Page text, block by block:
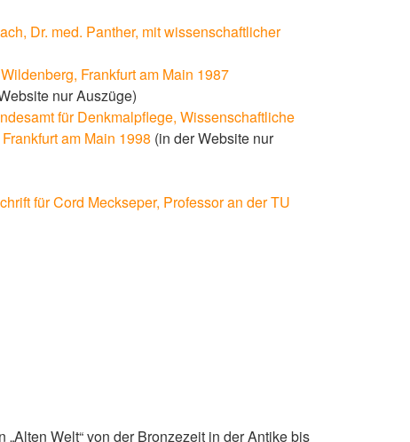
Dr. med. Panther, mit wissenschaftlicher
Frankfurt am Main 1987
nur Auszüge)
für Denkmalpflege, Wissenschaftliche
am Main 1998 (in der Website nur
für Cord Meckseper, Professor an der TU
Welt“ von der Bronzezeit in der Antike bis